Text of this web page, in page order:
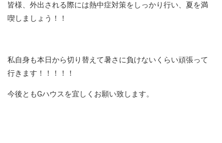
皆様、外出される際には熱中症対策をしっかり行い、夏を満
喫しましょう！！
私自身も本日から切り替えて暑さに負けないくらい頑張って
行きます！！！！！
今後ともGハウスを宜しくお願い致します。